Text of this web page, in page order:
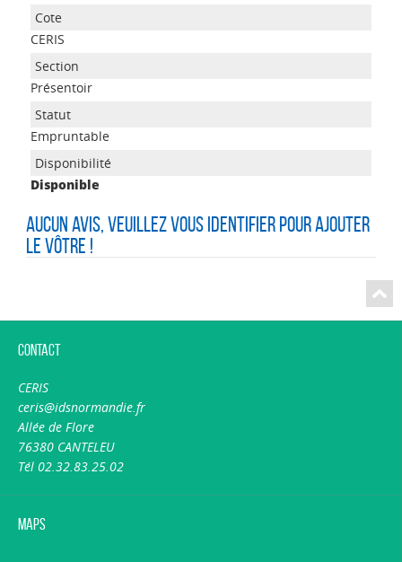
CERIS
Présentoir
Empruntable
Disponible
Aucun avis, veuillez vous identifier pour ajouter
le vôtre !
Contact
CERIS
ceris@idsnormandie.fr
Allée de Flore
76380 CANTELEU
Tél 02.32.83.25.02
Maps